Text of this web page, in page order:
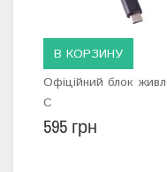
Офіційний блок
C
595 грн
В КОРЗИНУ